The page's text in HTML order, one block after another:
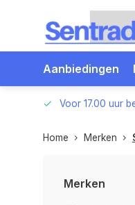
Aanbiedingen
Voor 17.00 uur
Home Merken
Merken